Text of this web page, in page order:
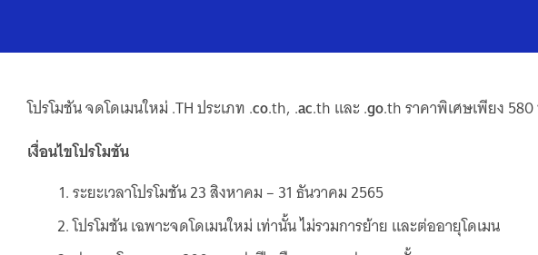
โปรโมชัน จดโดเมนใหม่ .TH ประเภท .co.th, .ac.th และ .go.th ราคาพิเศษเพียง
เงื่อนไขโปรโมชัน
ระยะเวลาโปรโมชัน 23 สิงหาคม – 31 ธันวาคม 2565
โปรโมชัน เฉพาะจดโดเมนใหม่ เท่านั้น ไม่รวมการย้าย และต่ออายุโดเมน